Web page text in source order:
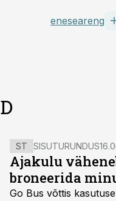
eneseareng
ST SISUTURUNDUS
Ajakulu
broneerida
Go Bus võttis